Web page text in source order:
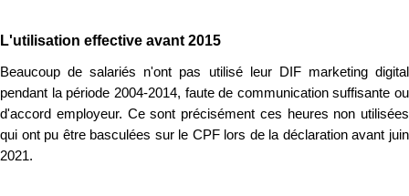
L'utilisation effective avant 2015
Beaucoup de salariés n'ont pas utilisé leur DIF marketing digital
pendant la période 2004-2014, faute de communication suffisante ou
d'accord employeur. Ce sont précisément ces heures non utilisées
qui ont pu être basculées sur le CPF lors de la déclaration avant juin
2021.